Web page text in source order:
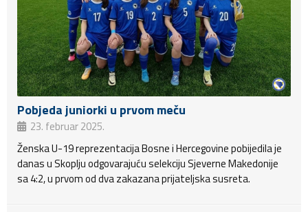
Pobjeda juniorki u prvom meču
23. februar 2025.
Ženska U-19 reprezentacija Bosne i Hercegovine pobijedila je
danas u Skoplju odgovarajuću selekciju Sjeverne Makedonije
sa 4:2, u prvom od dva zakazana prijateljska susreta.